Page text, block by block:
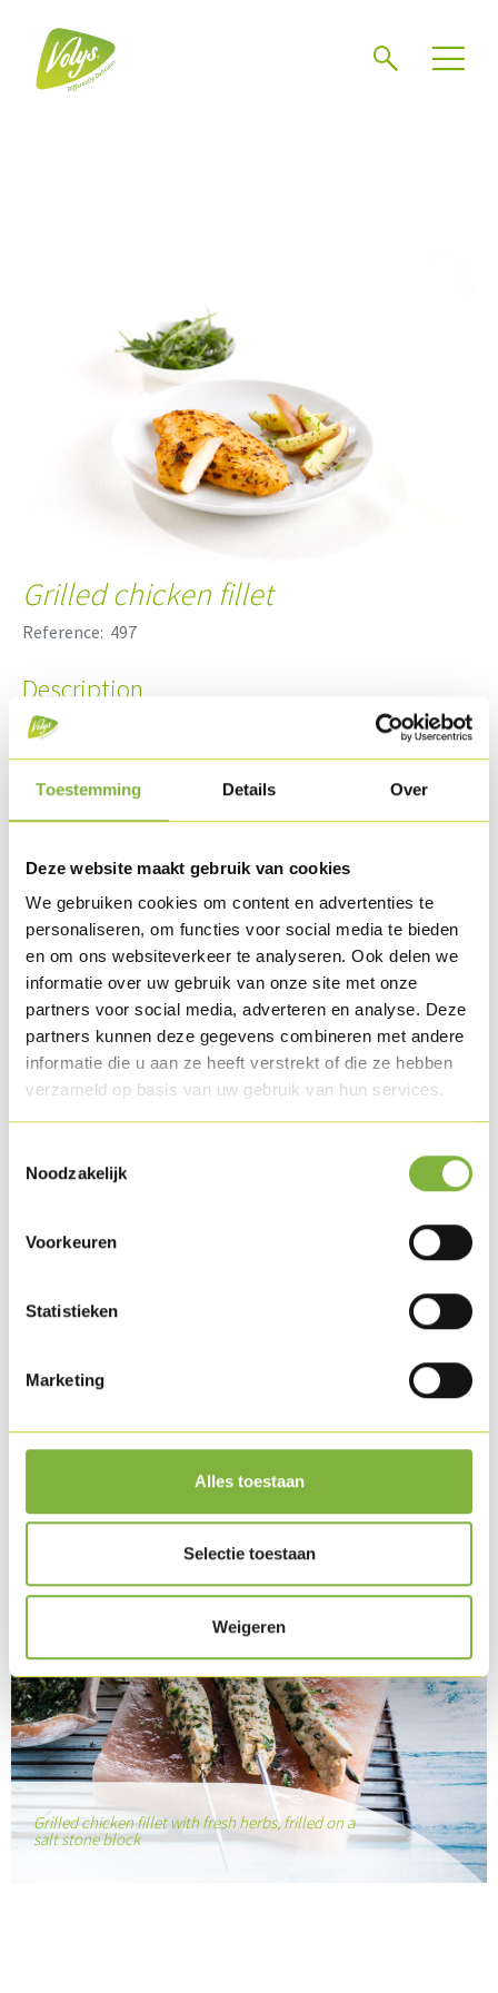
Toestemming Details Over
Deze website maakt gebruik van cookies
We gebruiken cookies om content en advertenties te
personaliseren, om functies voor social media te bieden
en om ons websiteverkeer te analyseren. Ook delen we
informatie over uw gebruik van onze site met onze
partners voor social media, adverteren en analyse. Deze
partners kunnen deze gegevens combineren met andere
informatie die u aan ze heeft verstrekt of die ze hebben
verzameld op basis van uw gebruik van hun services.
Noodzakelijk
Voorkeuren
Statistieken
Marketing
Alles toestaan
Selectie toestaan
Weigeren
Grilled chicken fillet
Reference: 497
Description
Carefully selected and sized chicken fillet, marinated,
cooked, roasted and IQF frozen.
Packaging
Special packaging requests?
Shelf life
Available frozen.
Other options on demand.
Recipes with this product
asparagus
Grilled chicken fillet with fresh herbs, frilled on a
salt stone block